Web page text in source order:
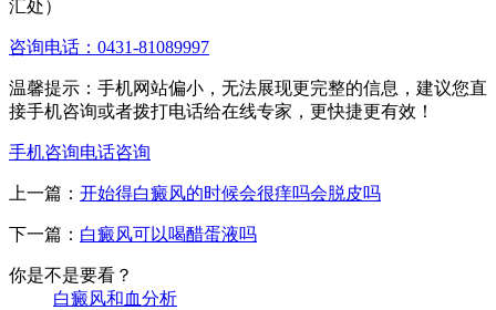
汇处）
咨询电话：0431-81089997
温馨提示：手机网站偏小，无法展现更完整的信息，建议您直
接手机咨询或者拨打电话给在线专家，更快捷更有效！
手机咨询电话咨询
上一篇： 开始得白癜风的时候会很痒吗会脱皮吗
下一篇： 白癜风可以喝醋蛋液吗
你是不是要看？
白癜风和血分析